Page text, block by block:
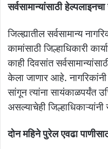
सर्वसामान्यांसाठी
जिल्ह्यातील सर्वसामान्य
कामांसाठी जिल्हाधिकारी
काही दिवसांत
केला जाणार आहे.
सांगून त्यांना सायंकाळपर्यंत
असल्याचेही
दोन महिने पुरेल एवढा